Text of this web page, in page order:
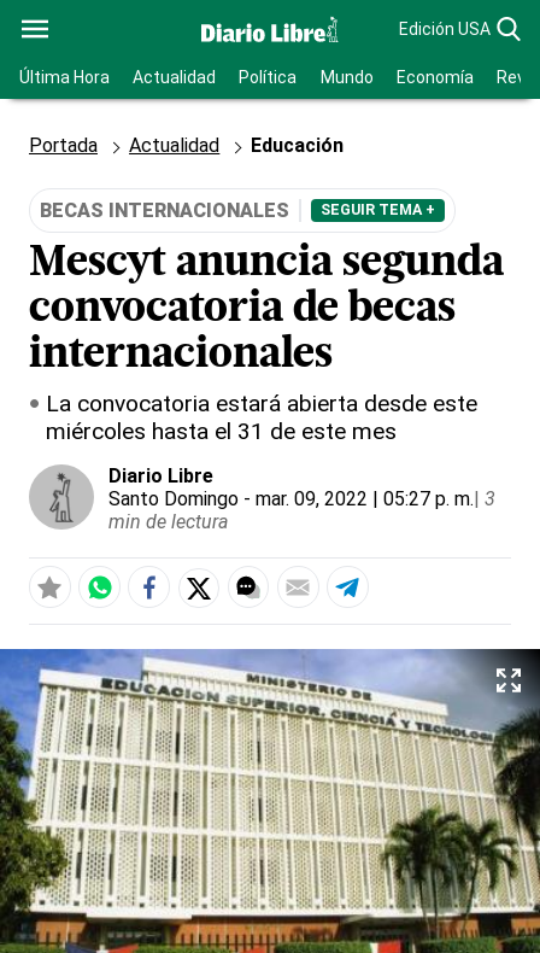
Edición USA
Última Hora Actualidad Política Mundo Economía
Portada Actualidad Educación
BECAS INTERNACIONALES SEGUIR TEMA +
Mescyt anuncia segunda
convocatoria de becas
internacionales
La convocatoria estará abierta desde este
miércoles hasta el 31 de este mes
Diario Libre
Santo Domingo - mar. 09, 2022 | 05:27 p. m.| 3
min de lectura